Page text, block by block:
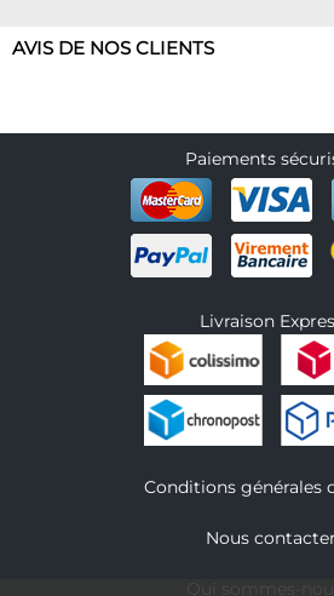
AVIS DE NOS CLIENTS
Paiements
Livraison
Conditions générales
Nous contacter